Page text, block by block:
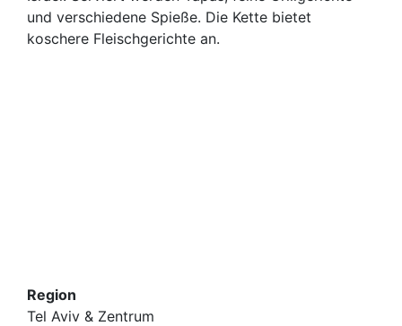
und verschiedene Spieße. Die Kette bietet
koschere Fleischgerichte an.
Region
Tel Aviv & Zentrum